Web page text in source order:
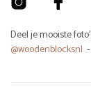
Deel je mooiste
@woodenblocksnl